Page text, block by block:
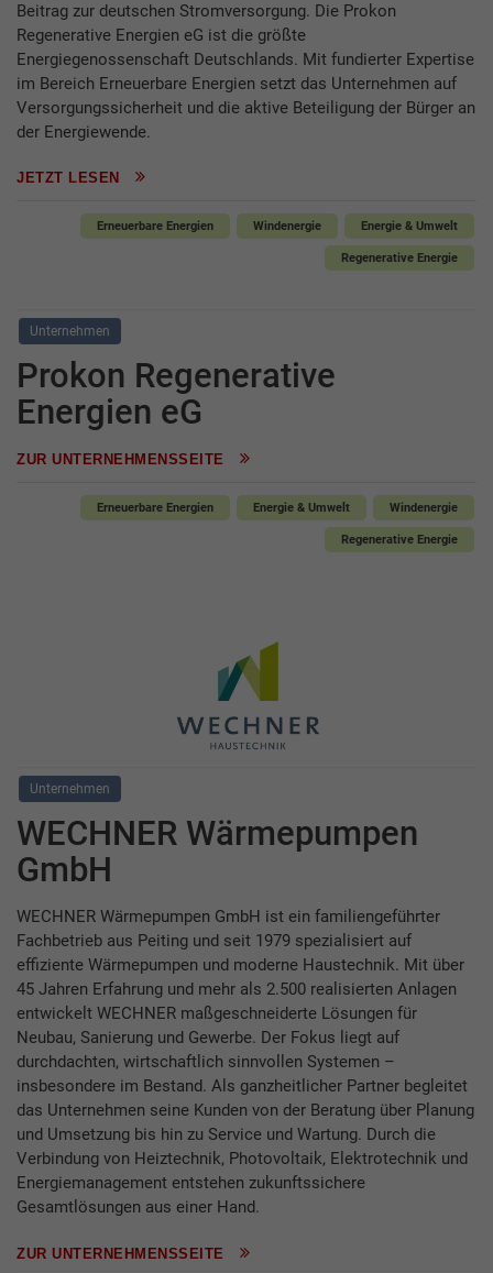
Beitrag zur deutschen Stromversorgung. Die Prokon
Regenerative Energien eG ist die größte
Energiegenossenschaft Deutschlands. Mit fundierter Expertise
im Bereich Erneuerbare Energien setzt das Unternehmen auf
Versorgungssicherheit und die aktive Beteiligung der Bürger an
der Energiewende.
JETZT LESEN
Erneuerbare Energien Windenergie Energie & Umwelt
Regenerative Energie
Unternehmen
Prokon Regenerative
Energien eG
ZUR UNTERNEHMENSSEITE
Erneuerbare Energien Energie & Umwelt Windenergie
Regenerative Energie
Unternehmen
WECHNER Wärmepumpen
GmbH
WECHNER Wärmepumpen GmbH ist ein familiengeführter
Fachbetrieb aus Peiting und seit 1979 spezialisiert auf
effiziente Wärmepumpen und moderne Haustechnik. Mit über
45 Jahren Erfahrung und mehr als 2.500 realisierten Anlagen
entwickelt WECHNER maßgeschneiderte Lösungen für
Neubau, Sanierung und Gewerbe. Der Fokus liegt auf
durchdachten, wirtschaftlich sinnvollen Systemen –
insbesondere im Bestand. Als ganzheitlicher Partner begleitet
das Unternehmen seine Kunden von der Beratung über Planung
und Umsetzung bis hin zu Service und Wartung. Durch die
Verbindung von Heiztechnik, Photovoltaik, Elektrotechnik und
Energiemanagement entstehen zukunftssichere
Gesamtlösungen aus einer Hand.
ZUR UNTERNEHMENSSEITE